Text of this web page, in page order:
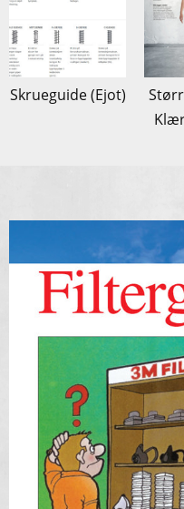
Skrueguide (Ejot)